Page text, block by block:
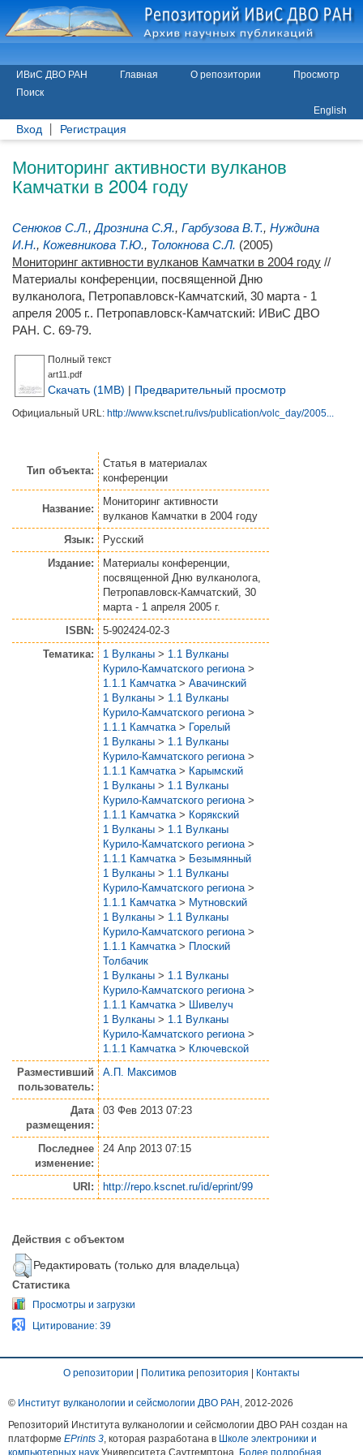
ИВиС ДВО РАН Главная О репозитории
Просмотр
Поиск
English
Вход Регистрация
Мониторинг активности вулканов
Камчатки в 2004 году
Сенюков С.Л.,Дрознина С.Я., Гарбузова В.Т., Нуждина
И.Н., Кожевникова Т.Ю., Толокнова С.Л. (2005)
Мониторинг активности вулканов Камчатки в 2004 году //
Материалы конференции, посвященной Дню
вулканолога, Петропавловск-Камчатский, 30 марта - 1
апреля 2005 г.. Петропавловск-Камчатский: ИВиС ДВО
РАН. С. 69-79.
Полный текст
art11.pdf
Скачать (1MB) | Предварительный просмотр
Официальный URL: http://www.kscnet.ru/ivs/publication/volc_day/2005...
Тип объекта:
Статья в материалах
конференции
Название:
Мониторинг активности
вулканов Камчатки в 2004 году
Язык:
Русский
Издание:
Материалы конференции,
посвященной Дню вулканолога,
Петропавловск-Камчатский, 30
марта - 1 апреля 2005 г.
ISBN:
5-902424-02-3
Тематика:
1 Вулканы > 1.1 Вулканы
Курило-Камчатского региона >
1.1.1 Камчатка > Авачинский
1 Вулканы > 1.1 Вулканы
Курило-Камчатского региона >
1.1.1 Камчатка > Горелый
1 Вулканы > 1.1 Вулканы
Курило-Камчатского региона >
1.1.1 Камчатка > Карымский
1 Вулканы > 1.1 Вулканы
Курило-Камчатского региона >
1.1.1 Камчатка > Корякский
1 Вулканы > 1.1 Вулканы
Курило-Камчатского региона >
1.1.1 Камчатка > Безымянный
1 Вулканы > 1.1 Вулканы
Курило-Камчатского региона >
1.1.1 Камчатка > Мутновский
1 Вулканы > 1.1 Вулканы
Курило-Камчатского региона >
1.1.1 Камчатка > Плоский
Толбачик
1 Вулканы > 1.1 Вулканы
Курило-Камчатского региона >
1.1.1 Камчатка > Шивелуч
1 Вулканы > 1.1 Вулканы
Курило-Камчатского региона >
1.1.1 Камчатка > Ключевской
Разместивший
пользователь:
А.П. Максимов
Дата
размещения:
03 Фев 2013 07:23
Последнее
изменение:
24 Апр 2013 07:15
URI: http://repo.kscnet.ru/id/eprint/99
Действия с объектом
Редактировать (только для владельца)
Статистика
Просмотры и загрузки
Цитирование: 39
О репозитории | Политика репозитория | Контакты
© Институт вулканологии и сейсмологии ДВО РАН , 2012-2026
Репозиторий Института вулканологии и сейсмологии ДВО РАН создан на
платформе EPrints 3 , которая разработана в Школе электроники и
компьютерных наук Университета Саутгемптона. Более подробная